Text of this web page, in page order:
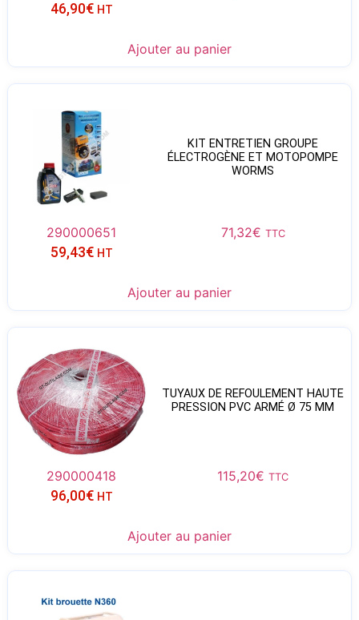
46,90€ HT
Ajouter au panier
KIT ENTRETIEN GROUPE
ÉLECTROGÈNE ET MOTOPOMPE
WORMS
290000651 71,32€ TTC
59,43€ HT
Ajouter au panier
TUYAUX DE REFOULEMENT HAUTE
PRESSION PVC ARMÉ Ø 75 MM
290000418 115,20€ TTC
96,00€ HT
Ajouter au panier